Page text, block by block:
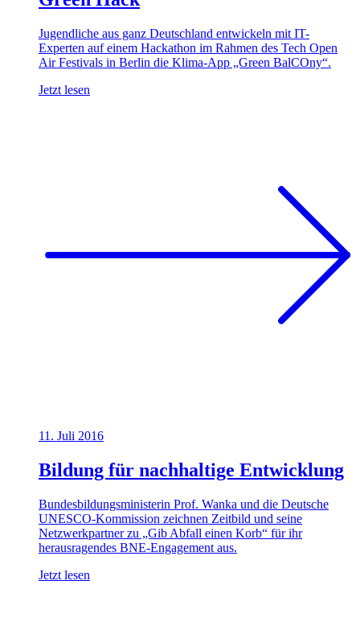
Jugendliche aus ganz Deutschland entwickeln mit IT-
Experten auf einem Hackathon im Rahmen des Tech Open
Air Festivals in Berlin die Klima-App „Green BalCOny“.
Jetzt lesen
11. Juli 2016
Bildung für nachhaltige Entwicklung
Bundesbildungsministerin Prof. Wanka und die Deutsche
UNESCO-Kommission zeichnen Zeitbild und seine
Netzwerkpartner zu „Gib Abfall einen Korb“ für ihr
herausragendes BNE-Engagement aus.
Jetzt lesen